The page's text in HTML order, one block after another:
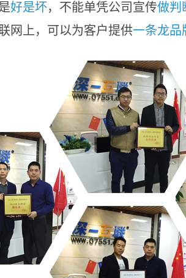
好是坏，不能单凭公司宣传做判
网上，可以为客户提供一条龙品